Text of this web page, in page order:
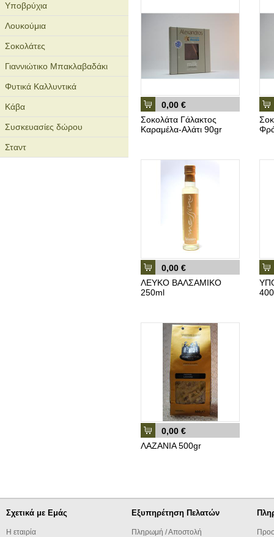
Υποβρύχια
Λουκούμια
Σοκολάτες
Γιαννιώτικο Μπακλαβαδάκι
Φυτικά Καλλυντικά
Κάβα
Συσκευασίες δώρου
Σταντ
0,00 €
Σοκολάτα Γάλακτος
Καραμέλα-Αλάτι 90gr
0,00 €
ΛΕΥΚΟ ΒΑΛΣΑΜΙΚΟ
250ml
0,00 €
ΛΑΖΑΝΙΑ 500gr
Σχετικά με Εμάς
Η εταιρία
Εξυπηρέτηση Πελατών
Πληρωμή / Αποστολή